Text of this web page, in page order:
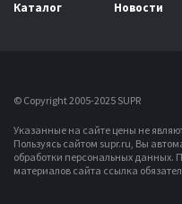
Каталог Новости
© Copyright 2005-2025 SUPR
Указанные на сайте цены не
Пользуясь сайтом supr.ru, Вы
обработки персональных данных.
материалов сайта ссылка